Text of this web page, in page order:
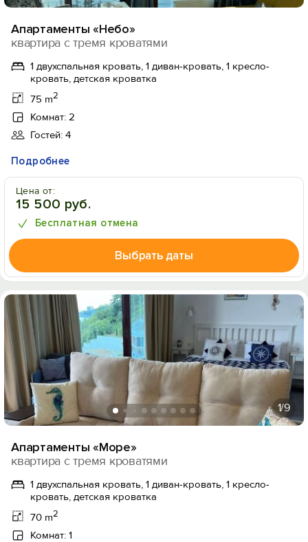
Апартаменты «Небо»
квартира с тремя кроватями
1 двухспальная кровать, 1 диван-кровать, 1 кресло-
кровать, детская кроватка
75 m2
Комнат: 2
Гостей: 4
Подробнее
Цена от:
15 500 руб.
Бесплатная отмена
Выбрать даты
1/9
Апартаменты «Море»
квартира с тремя кроватями
1 двухспальная кровать, 1 диван-кровать, 1 кресло-
кровать, детская кроватка
70 m2
Комнат: 1